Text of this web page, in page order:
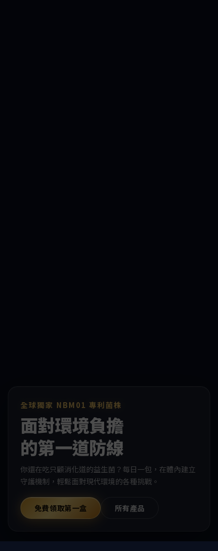
全球獨家 NBM01 專利菌株
面對環境負擔
的第一道防線
你還在吃只顧消化道的益生菌？每日一包，在體內建立
守護機制，輕鬆面對現代環境的各種挑戰。
免費領取第一盒 所有產品